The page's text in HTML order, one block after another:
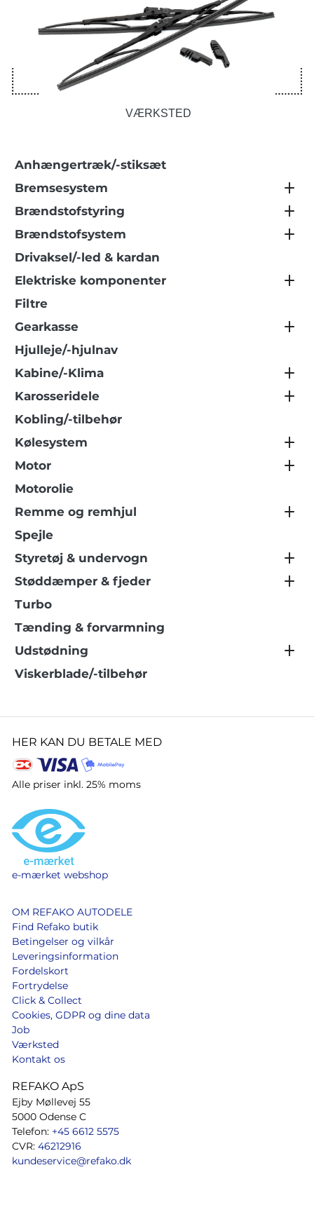
VÆRKSTED
Anhængertræk/-stiksæt
Bremsesystem
Brændstofstyring
Brændstofsystem
Drivaksel/-led & kardan
Elektriske komponenter
Filtre
Gearkasse
Hjulleje/-hjulnav
Kabine/-Klima
Karosseridele
Kobling/-tilbehør
Kølesystem
Motor
Motorolie
Remme og remhjul
Spejle
Styretøj & undervogn
Støddæmper & fjeder
Turbo
Tænding & forvarmning
Udstødning
Viskerblade/-tilbehør
HER KAN DU BETALE MED
Alle priser inkl. 25% moms
e-mærket webshop
OM REFAKO AUTODELE
Find Refako butik
Betingelser og vilkår
Leveringsinformation
Fordelskort
Fortrydelse
Click & Collect
Cookies, GDPR og dine data
Job
Værksted
Kontakt os
REFAKO ApS
Ejby Møllevej 55
5000 Odense C
Telefon: +45 6612 5575
CVR: 46212916
kundeservice@refako.dk